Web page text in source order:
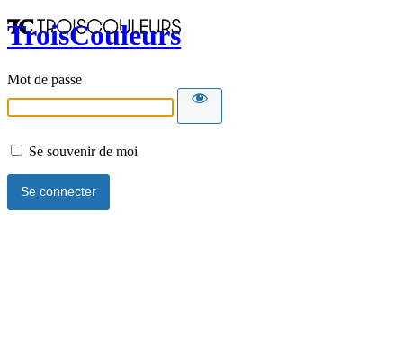
TroisCouleurs
Mot de passe
Se souvenir de moi